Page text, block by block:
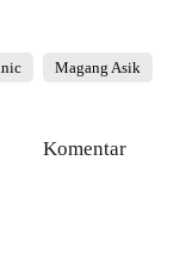
Magang Asik
Komentar